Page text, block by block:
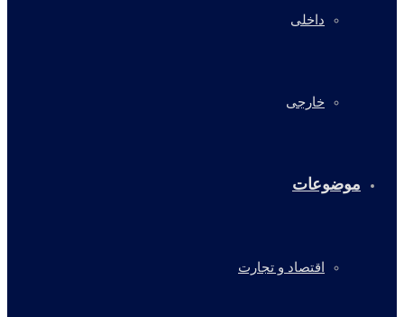
داخلی
خارجی
موضوعات
اقتصاد و تجارت